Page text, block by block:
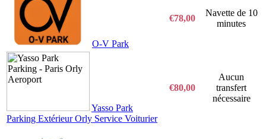
O-V Park
€78,00
Navette de 10
minutes
Yasso Park
Parking Extérieur Orly Service Voiturier
€80,00
Aucun
transfert
nécessaire